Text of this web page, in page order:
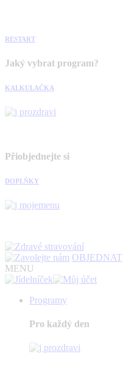
RESTART
Jaký vybrat program?
KALKULAČKA
Přiobjednejte si
DOPLŇKY
OBJEDNAT
MENU
Programy
Pro každý den